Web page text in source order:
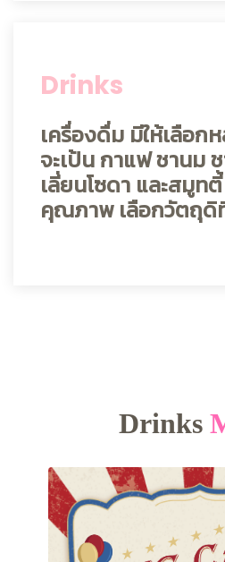
Drinks
เครื่องดื่ม มีให้เลือก
จะเป้น กาแฟ ชานม
เลี่ยนโซดา และสมูท
คุณภาพ เลือกวัตถุ
Drinks